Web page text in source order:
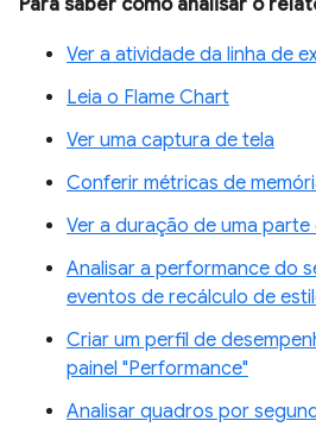
Para saber como analisar o
Ver a atividade da linha de
Leia o Flame Chart
Ver uma captura de tela
Conferir métricas de
Ver a duração de uma
Analisar a performance do
eventos de recálculo de
Criar um perfil de
painel "Performance"
Analisar quadros por